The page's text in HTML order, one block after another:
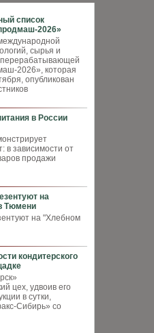
список
2026»
сырья и
2026», которая
опубликован
в России
в зависимости от
продажи
на
Тюмени
на "Хлебном
кондитерского
цех, удвоив его
в сутки,
Сибирь» со